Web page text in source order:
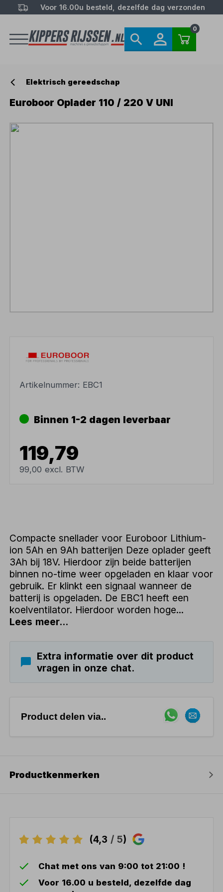
Voor 16.00u besteld, dezelfde dag verzonden
0
Elektrisch gereedschap
Euroboor Oplader 110 / 220 V UNI
Artikelnummer: EBC1
Binnen 1-2 dagen leverbaar
119,79
99,00 excl. BTW
Compacte snellader voor Euroboor Lithium-
ion 5Ah en 9Ah batterijen Deze oplader geeft
3Ah bij 18V. Hierdoor zijn beide batterijen
binnen no-time weer opgeladen en klaar voor
gebruik. Er klinkt een signaal wanneer de
batterij is opgeladen. De EBC1 heeft een
koelventilator. Hierdoor worden hoge...
Lees meer...
Extra informatie over dit product
vragen in onze chat.
Product delen via..
Productkenmerken
(4,3 / 5)
Chat met ons van 9:00 tot 21:00 !
Voor 16.00 u besteld, dezelfde dag